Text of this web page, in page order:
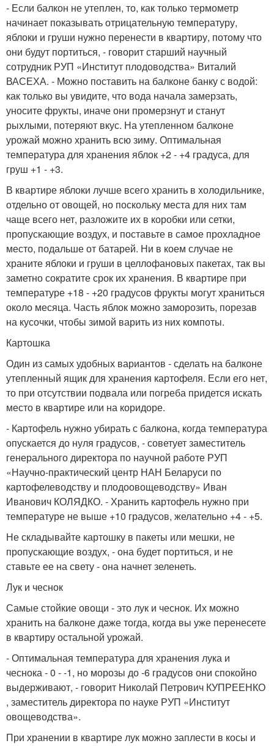
- Если балкон не утеплен, то, как только термометр
начинает показывать отрицательную температуру,
яблоки и груши нужно перенести в квартиру, потому что
они будут портиться, - говорит старший научный
сотрудник РУП «Институт плодоводства» Виталий
ВАСЕХА. - Можно поставить на балконе банку с водой:
как только вы увидите, что вода начала замерзать,
уносите фрукты, иначе они промерзнут и станут
рыхлыми, потеряют вкус. На утепленном балконе
урожай можно хранить всю зиму. Оптимальная
температура для хранения яблок +2 - +4 градуса, для
груш +1 - +3.
В квартире яблоки лучше всего хранить в холодильнике,
отдельно от овощей, но поскольку места для них там
чаще всего нет, разложите их в коробки или сетки,
пропускающие воздух, и поставьте в самое прохладное
место, подальше от батарей. Ни в коем случае не
храните яблоки и груши в целлофановых пакетах, так вы
заметно сократите срок их хранения. В квартире при
температуре +18 - +20 градусов фрукты могут храниться
около месяца. Часть яблок можно заморозить, порезав
на кусочки, чтобы зимой варить из них компоты.
Картошка
Один из самых удобных вариантов - сделать на балконе
утепленный ящик для хранения картофеля. Если его нет,
то при отсутствии подвала или погреба придется искать
место в квартире или на коридоре.
- Картофель нужно убирать с балкона, когда температура
опускается до нуля градусов, - советует заместитель
генерального директора по научной работе РУП
«Научно-практический центр НАН Беларуси по
картофелеводству и плодоовощеводству» Иван
Иванович КОЛЯДКО. - Хранить картофель нужно при
температуре не выше +10 градусов, желательно +4 - +5.
Не складывайте картошку в пакеты или мешки, не
пропускающие воздух, - она будет портиться, и не
ставьте ее на свету - она начнет зеленеть.
Лук и чеснок
Самые стойкие овощи - это лук и чеснок. Их можно
хранить на балконе даже тогда, когда вы уже перенесете
в квартиру остальной урожай.
- Оптимальная температура для хранения лука и
чеснока - 0 - -1, но морозы до -6 градусов они спокойно
выдерживают, - говорит Николай Петрович КУПРЕЕНКО
, заместитель директора по науке РУП «Институт
овощеводства».
При хранении в квартире лук можно заплести в косы и